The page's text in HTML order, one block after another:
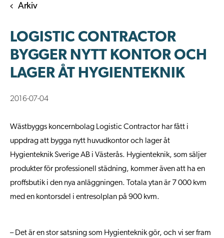
Arkiv
LOGISTIC CONTRACTOR
BYGGER NYTT KONTOR OCH
LAGER ÅT HYGIENTEKNIK
2016-07-04
Wästbyggs koncernbolag Logistic Contractor har fått i
uppdrag att bygga nytt huvudkontor och lager åt
Hygienteknik Sverige AB i Västerås. Hygienteknik, som säljer
produkter för professionell städning, kommer även att ha en
proffsbutik i den nya anläggningen. Totala ytan är 7 000 kvm
med en kontorsdel i entresolplan på 900 kvm.
– Det är en stor satsning som Hygienteknik gör, och vi ser fram